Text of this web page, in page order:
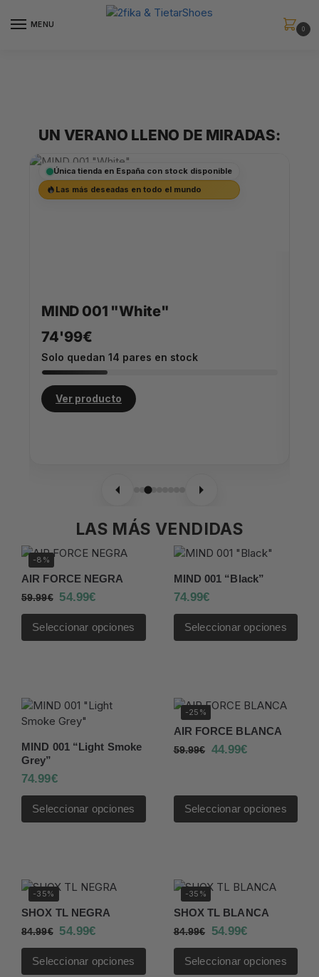
MENU
0
UN VERANO LLENO DE MIRADAS:
Única tienda en España con stock disponible
Las más deseadas en todo el mundo
MIND 001 "White"
74'99€
Solo quedan 14 pares en stock
Ver producto
LAS MÁS VENDIDAS
-8%
AIR FORCE NEGRA
59.99€ 54.99€
Seleccionar opciones
MIND 001 “Black”
74.99€
Seleccionar opciones
MIND 001 “Light Smoke
Grey”
74.99€
Seleccionar opciones
-25%
AIR FORCE BLANCA
59.99€ 44.99€
Seleccionar opciones
-35%
SHOX TL NEGRA
84.99€ 54.99€
Seleccionar opciones
-35%
SHOX TL BLANCA
84.99€ 54.99€
Seleccionar opciones